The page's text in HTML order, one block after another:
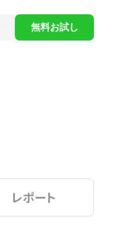
無料お試し
レポート